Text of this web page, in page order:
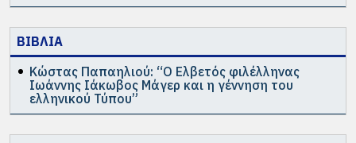
ΒΙΒΛΙΑ
Κώστας Παπαηλιού: “Ο Ελβετός φιλέλληνας
Ιωάννης Ιάκωβος Μάγερ και η γέννηση του
ελληνικού Τύπου”